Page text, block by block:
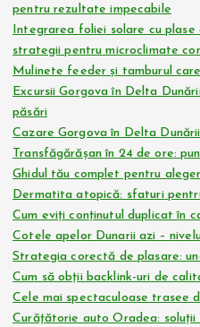
pentru rezultate impecabile
Integrarea foliei solare cu plase
strategii pentru microclimate
Mulinete feeder și tamburul
Excursii Gorgova în Delta
păsări
Cazare Gorgova în Delta
Transfăgărășan în 24 de ore:
Ghidul tău complet pentru
Dermatita atopică: sfaturi
Cum eviți conținutul duplicat în
Cotele apelor Dunarii azi –
Strategia corectă de plasare:
Cum să obții backlink-uri de
Cele mai spectaculoase trasee
Curățătorie auto Oradea: soluții